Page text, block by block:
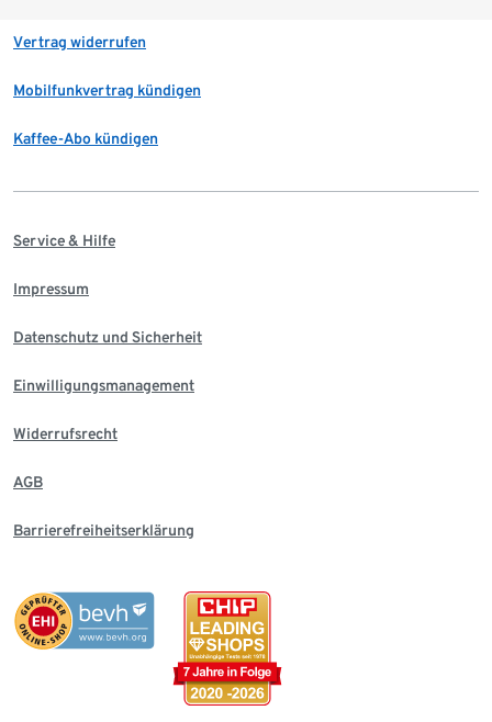
Vertrag widerrufen
Mobilfunkvertrag kündigen
Kaffee-Abo kündigen
Service & Hilfe
Impressum
Datenschutz und Sicherheit
Einwilligungsmanagement
Widerrufsrecht
AGB
Barrierefreiheitserklärung